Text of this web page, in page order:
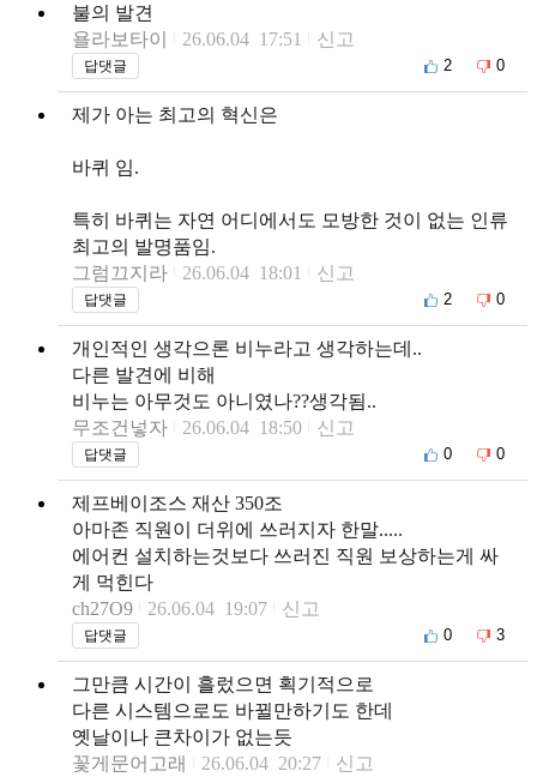
불의 발견
욜라보타이
26.06.04 17:51 신고
답댓글 2 0
제가 아는 최고의 혁신은
바퀴 임.
특히 바퀴는 자연 어디에서도 모방한 것이 없는 인류
최고의 발명품임.
그럼끄지라
26.06.04 18:01 신고
답댓글 2 0
개인적인 생각으론 비누라고 생각하는데..
다른 발견에 비해
비누는 아무것도 아니였나??생각됨..
무조건넣자
26.06.04 18:50 신고
답댓글 0 0
제프베이조스 재산 350조
아마존 직원이 더위에 쓰러지자 한말.....
에어컨 설치하는것보다 쓰러진 직원 보상하는게 싸
게 먹힌다
ch27O9
26.06.04 19:07 신고
답댓글 0 3
그만큼 시간이 흘렀으면 획기적으로
다른 시스템으로도 바뀔만하기도 한데
옛날이나 큰차이가 없는듯
꽃게문어고래
26.06.04 20:27 신고